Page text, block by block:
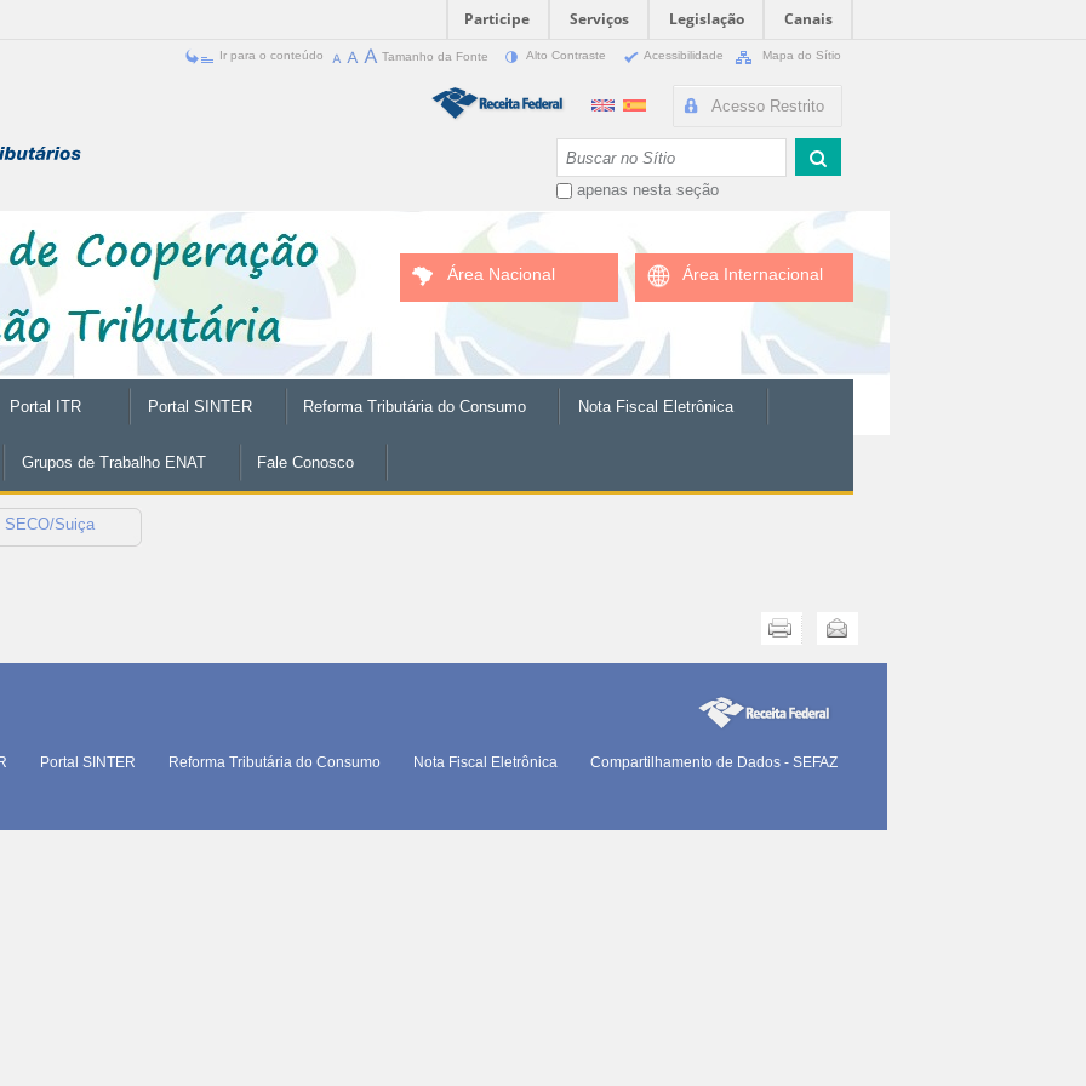
Participe Serviços Legislação
Canais
Ir para o conteúdo Tamanho da Fonte Alto Contraste Acessibilidade Mapa do Sítio
Acesso Restrito
apenas nesta seção
Área Nacional Área Internacional
Portal ITR Portal SINTER Reforma Tributária do Consumo Nota Fiscal Eletrônica
Grupos de Trabalho ENAT Fale Conosco
SECO/Suiça
Enviar
Portal SINTER Reforma Tributária do Consumo Nota Fiscal Eletrônica
Compartilhamento de Dados - SEFAZ